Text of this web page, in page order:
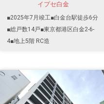
イプセ白金
■2025年7月竣工■白金台駅徒歩6分
■総戸数14戸■東京都港区白金2-6-
4■地上5階 RC造